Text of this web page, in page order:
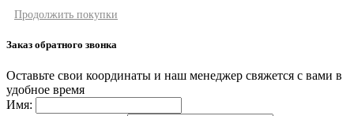
Продолжить покупки
Заказ обратного звонка
Оставьте свои координаты и наш менеджер свяжется с вами в
удобное время
Имя: